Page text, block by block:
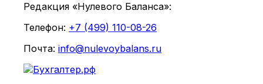
Редакция «Нулевого Баланса»:
Телефон: +7 (499) 110-08-26
Почта: info@nulevoybalans.ru